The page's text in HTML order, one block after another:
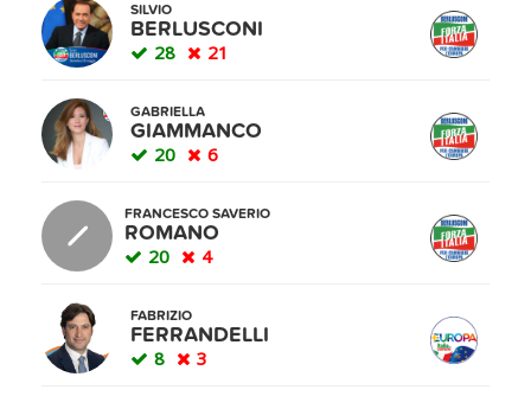
SILVIO
BERLUSCONI
28 21
GABRIELLA
GIAMMANCO
20 6
FRANCESCO SAVERIO
ROMANO
20 4
FABRIZIO
FERRANDELLI
8 3